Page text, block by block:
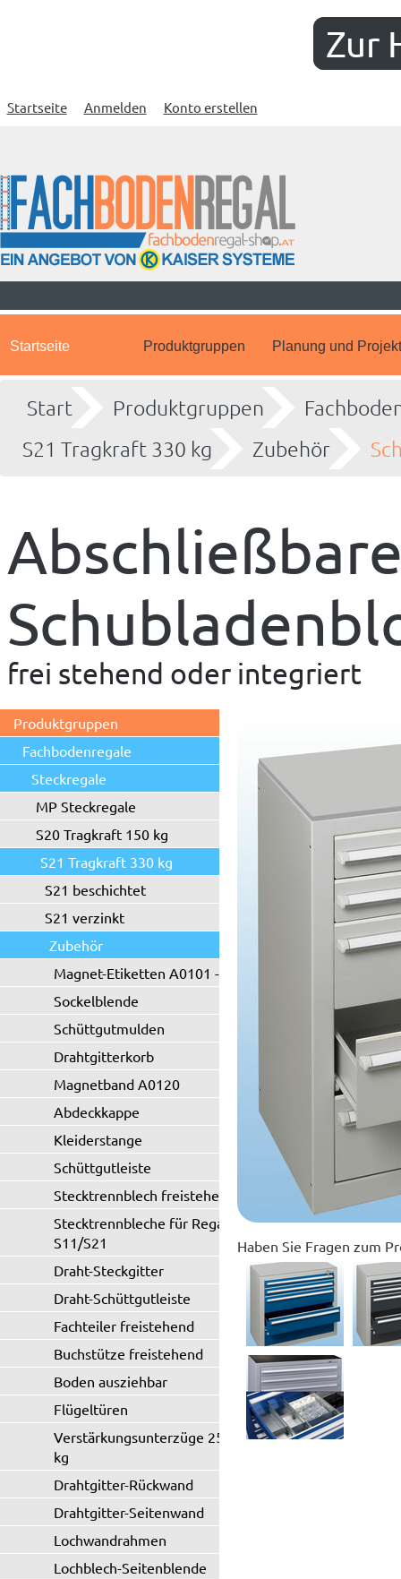
Zur
Startseite Anmelden Konto erstellen
Startseite Produktgruppen Planung und
Start Produktgruppen
S21 Tragkraft 330 kg
Zubehör
frei stehend oder integriert
Produktgruppen
Fachbodenregale
Steckregale
MP Steckregale
S20 Tragkraft 150 kg
S21 Tragkraft 330 kg
S21 beschichtet
S21 verzinkt
Zubehör
Magnet-Etiketten A0101 - A0102
Sockelblende
Schüttgutmulden
Drahtgitterkorb
Magnetband A0120
Abdeckkappe
Kleiderstange
Schüttgutleiste
Stecktrennblech freistehend
Stecktrennbleche für Regaltyp
S11/S21
Draht-Steckgitter
Draht-Schüttgutleiste
Fachteiler freistehend
Buchstütze freistehend
Boden ausziehbar
Flügeltüren
Verstärkungsunterzüge 250 / 330
kg
Drahtgitter-Rückwand
Drahtgitter-Seitenwand
Lochwandrahmen
Lochblech-Seitenblende
Haben Sie Fragen zum